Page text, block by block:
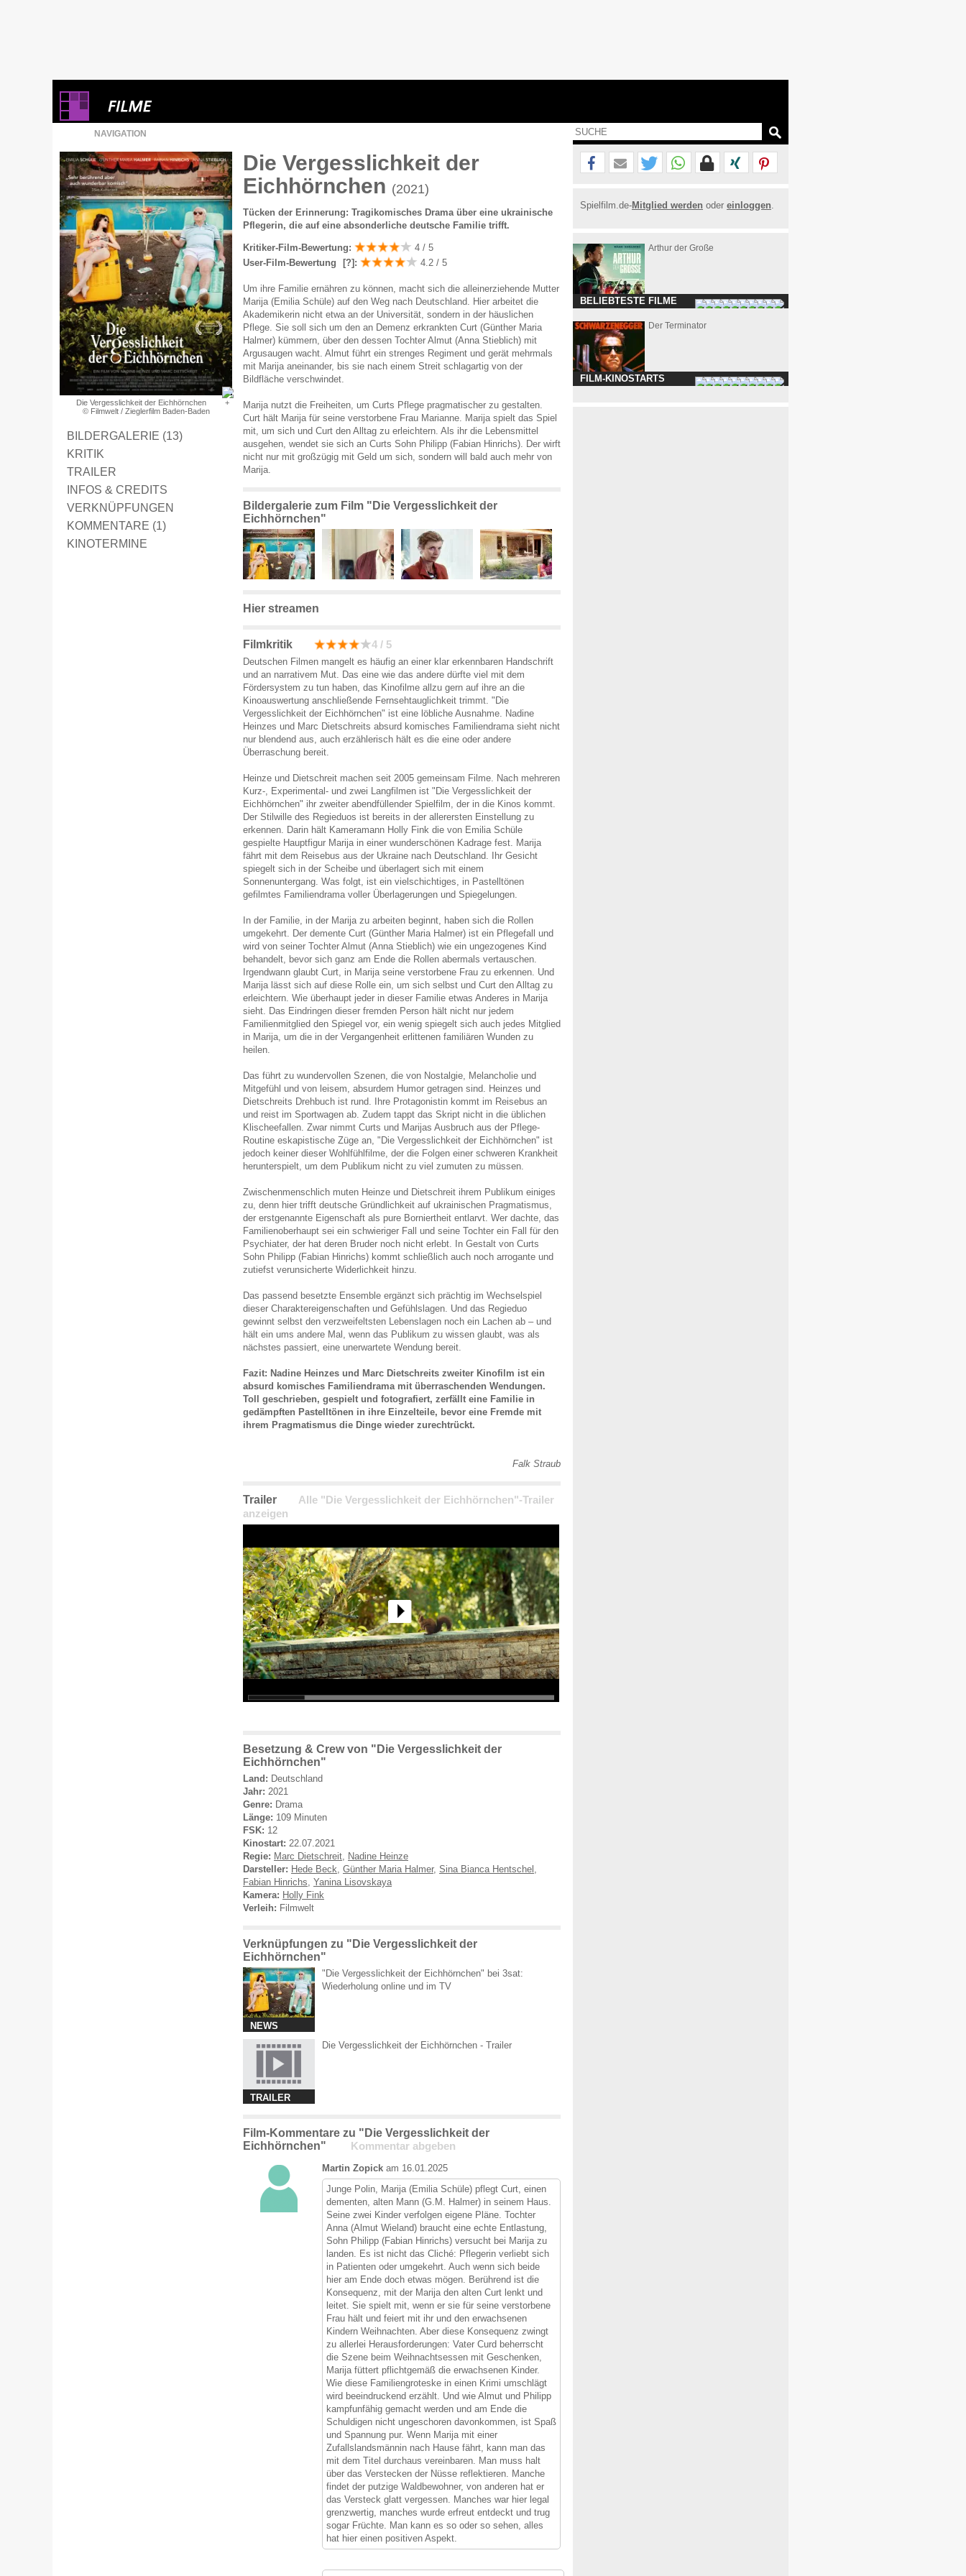
NAVIGATION
Die Vergesslichkeit der Eichhörnchen
© Filmwelt / Zieglerfilm Baden-Baden
BILDERGALERIE (13)
KRITIK
TRAILER
INFOS & CREDITS
VERKNÜPFUNGEN
KOMMENTARE (1)
KINOTERMINE
Die Vergesslichkeit der
Eichhörnchen (2021)
Tücken der Erinnerung: Tragikomisches Drama über eine ukrainische
Pflegerin, die auf eine absonderliche deutsche Familie trifft.
Kritiker-Film-Bewertung:
4 / 5
User-Film-Bewertung
[?] : 4.2 / 5
Um ihre Familie ernähren zu können, macht sich die alleinerziehende Mutter
Marija (Emilia Schüle) auf den Weg nach Deutschland. Hier arbeitet die
Akademikerin nicht etwa an der Universität, sondern in der häuslichen
Pflege. Sie soll sich um den an Demenz erkrankten Curt (Günther Maria
Halmer) kümmern, über den dessen Tochter Almut (Anna Stieblich) mit
Argusaugen wacht. Almut führt ein strenges Regiment und gerät mehrmals
mit Marija aneinander, bis sie nach einem Streit schlagartig von der
Bildfläche verschwindet.
Marija nutzt die Freiheiten, um Curts Pflege pragmatischer zu gestalten.
Curt hält Marija für seine verstorbene Frau Marianne. Marija spielt das Spiel
mit, um sich und Curt den Alltag zu erleichtern. Als ihr die Lebensmittel
ausgehen, wendet sie sich an Curts Sohn Philipp (Fabian Hinrichs). Der wirft
nicht nur mit großzügig mit Geld um sich, sondern will bald auch mehr von
Marija.
Bildergalerie zum Film "Die Vergesslichkeit der
Eichhörnchen"
Hier streamen
Filmkritik 4 / 5
Deutschen Filmen mangelt es häufig an einer klar erkennbaren Handschrift
und an narrativem Mut. Das eine wie das andere dürfte viel mit dem
Fördersystem zu tun haben, das Kinofilme allzu gern auf ihre an die
Kinoauswertung anschließende Fernsehtauglichkeit trimmt. "Die
Vergesslichkeit der Eichhörnchen" ist eine löbliche Ausnahme. Nadine
Heinzes und Marc Dietschreits absurd komisches Familiendrama sieht nicht
nur blendend aus, auch erzählerisch hält es die eine oder andere
Überraschung bereit.
Heinze und Dietschreit machen seit 2005 gemeinsam Filme. Nach mehreren
Kurz-, Experimental- und zwei Langfilmen ist "Die Vergesslichkeit der
Eichhörnchen" ihr zweiter abendfüllender Spielfilm, der in die Kinos kommt.
Der Stilwille des Regieduos ist bereits in der allerersten Einstellung zu
erkennen. Darin hält Kameramann Holly Fink die von Emilia Schüle
gespielte Hauptfigur Marija in einer wunderschönen Kadrage fest. Marija
fährt mit dem Reisebus aus der Ukraine nach Deutschland. Ihr Gesicht
spiegelt sich in der Scheibe und überlagert sich mit einem
Sonnenuntergang. Was folgt, ist ein vielschichtiges, in Pastelltönen
gefilmtes Familiendrama voller Überlagerungen und Spiegelungen.
In der Familie, in der Marija zu arbeiten beginnt, haben sich die Rollen
umgekehrt. Der demente Curt (Günther Maria Halmer) ist ein Pflegefall und
wird von seiner Tochter Almut (Anna Stieblich) wie ein ungezogenes Kind
behandelt, bevor sich ganz am Ende die Rollen abermals vertauschen.
Irgendwann glaubt Curt, in Marija seine verstorbene Frau zu erkennen. Und
Marija lässt sich auf diese Rolle ein, um sich selbst und Curt den Alltag zu
erleichtern. Wie überhaupt jeder in dieser Familie etwas Anderes in Marija
sieht. Das Eindringen dieser fremden Person hält nicht nur jedem
Familienmitglied den Spiegel vor, ein wenig spiegelt sich auch jedes Mitglied
in Marija, um die in der Vergangenheit erlittenen familiären Wunden zu
heilen.
Das führt zu wundervollen Szenen, die von Nostalgie, Melancholie und
Mitgefühl und von leisem, absurdem Humor getragen sind. Heinzes und
Dietschreits Drehbuch ist rund. Ihre Protagonistin kommt im Reisebus an
und reist im Sportwagen ab. Zudem tappt das Skript nicht in die üblichen
Klischeefallen. Zwar nimmt Curts und Marijas Ausbruch aus der Pflege-
Routine eskapistische Züge an, "Die Vergesslichkeit der Eichhörnchen" ist
jedoch keiner dieser Wohlfühlfilme, der die Folgen einer schweren Krankheit
herunterspielt, um dem Publikum nicht zu viel zumuten zu müssen.
Zwischenmenschlich muten Heinze und Dietschreit ihrem Publikum einiges
zu, denn hier trifft deutsche Gründlichkeit auf ukrainischen Pragmatismus,
der erstgenannte Eigenschaft als pure Borniertheit entlarvt. Wer dachte, das
Familienoberhaupt sei ein schwieriger Fall und seine Tochter ein Fall für den
Psychiater, der hat deren Bruder noch nicht erlebt. In Gestalt von Curts
Sohn Philipp (Fabian Hinrichs) kommt schließlich auch noch arrogante und
zutiefst verunsicherte Widerlichkeit hinzu.
Das passend besetzte Ensemble ergänzt sich prächtig im Wechselspiel
dieser Charaktereigenschaften und Gefühlslagen. Und das Regieduo
gewinnt selbst den verzweifeltsten Lebenslagen noch ein Lachen ab – und
hält ein ums andere Mal, wenn das Publikum zu wissen glaubt, was als
nächstes passiert, eine unerwartete Wendung bereit.
Fazit: Nadine Heinzes und Marc Dietschreits zweiter Kinofilm ist ein
absurd komisches Familiendrama mit überraschenden Wendungen.
Toll geschrieben, gespielt und fotografiert, zerfällt eine Familie in
gedämpften Pastelltönen in ihre Einzelteile, bevor eine Fremde mit
ihrem Pragmatismus die Dinge wieder zurechtrückt.
Falk Straub
Trailer
Alle "Die Vergesslichkeit der Eichhörnchen"-Trailer
anzeigen
Besetzung & Crew von "Die Vergesslichkeit der
Eichhörnchen"
Land: Deutschland
Jahr: 2021
Genre: Drama
Länge: 109 Minuten
FSK: 12
Kinostart: 22.07.2021
Regie: Marc Dietschreit, Nadine Heinze
Darsteller: Hede Beck, Günther Maria Halmer, Sina Bianca Hentschel ,
Fabian Hinrichs, Yanina Lisovskaya
Kamera: Holly Fink
Verleih: Filmwelt
Verknüpfungen zu "Die Vergesslichkeit der
Eichhörnchen"
NEWS
"Die Vergesslichkeit der Eichhörnchen" bei 3sat:
Wiederholung online und im TV
TRAILER
Die Vergesslichkeit der Eichhörnchen - Trailer
Film-Kommentare zu "Die Vergesslichkeit der
Eichhörnchen"
Kommentar abgeben
Martin Zopick am 16.01.2025
Junge Polin, Marija (Emilia Schüle) pflegt Curt, einen
dementen, alten Mann (G.M. Halmer) in seinem Haus.
Seine zwei Kinder verfolgen eigene Pläne. Tochter
Anna (Almut Wieland) braucht eine echte Entlastung,
Sohn Philipp (Fabian Hinrichs) versucht bei Marija zu
landen. Es ist nicht das Cliché: Pflegerin verliebt sich
in Patienten oder umgekehrt. Auch wenn sich beide
hier am Ende doch etwas mögen. Berührend ist die
Konsequenz, mit der Marija den alten Curt lenkt und
leitet. Sie spielt mit, wenn er sie für seine verstorbene
Frau hält und feiert mit ihr und den erwachsenen
Kindern Weihnachten. Aber diese Konsequenz zwingt
zu allerlei Herausforderungen: Vater Curd beherrscht
die Szene beim Weihnachtsessen mit Geschenken,
Marija füttert pflichtgemäß die erwachsenen Kinder.
Wie diese Familiengroteske in einen Krimi umschlägt
wird beeindruckend erzählt. Und wie Almut und Philipp
kampfunfähig gemacht werden und am Ende die
Schuldigen nicht ungeschoren davonkommen, ist Spaß
und Spannung pur. Wenn Marija mit einer
Zufallslandsmännin nach Hause fährt, kann man das
mit dem Titel durchaus vereinbaren. Man muss halt
über das Verstecken der Nüsse reflektieren. Manche
findet der putzige Waldbewohner, von anderen hat er
das Versteck glatt vergessen. Manches war hier legal
grenzwertig, manches wurde erfreut entdeckt und trug
sogar Früchte. Man kann es so oder so sehen, alles
hat hier einen positiven Aspekt.
Spielfilm.de-Mitglied werden oder einloggen.
Arthur der Große
BELIEBTESTE FILME
Der Terminator
FILM-KINOSTARTS